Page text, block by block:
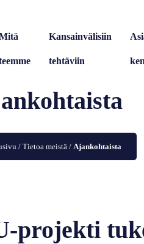
Kansainvälisiin
tehtäviin
/Tietoa meistä /Ajankohtaista
projekti